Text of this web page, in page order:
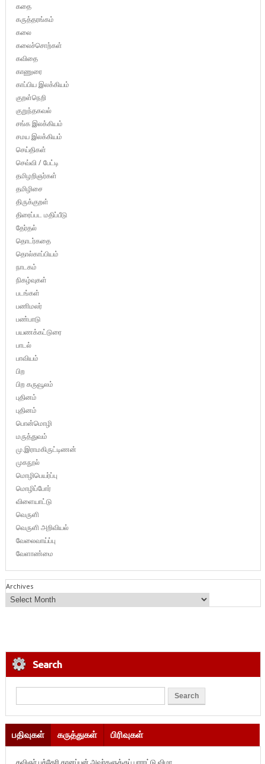
கதை
கருத்தரங்கம்
கலை
கலைச்சொற்கள்
கவிதை
காணுரை
காப்பிய இலக்கியம்
குறள்நெறி
குறுந்தகவல்
சங்க இலக்கியம்
சமய இலக்கியம்
செய்திகள்
செவ்வி / பேட்டி
தமிழறிஞர்கள்
தமிழிசை
திருக்குறள்
திரைப்பட மதிப்பீடு
தேர்தல்
தொடர்கதை
தொல்காப்பியம்
நாடகம்
நிகழ்வுகள்
படங்கள்
பணிமலர்
பண்பாடு
பயணக்கட்டுரை
பாடல்
பாவியம்
பிற
பிற கருவூலம்
புதினம்
புதினம்
பொன்மொழி
மருத்துவம்
மு.இராமகிருட்டிணன்
முகநூல்
மொழிபெயர்ப்பு
மொழிப்போர்
விளையாட்டு
வெருளி
வெருளி அறிவியல்
வேலைவாய்ப்பு
வேளாண்மை
Archives
Search
பதிவுகள் கருத்துகள் பிரிவுகள்
கவிஞர் புத்தேரி தானப்பன் அவர்களுக்குப் பாராட்டு விழா